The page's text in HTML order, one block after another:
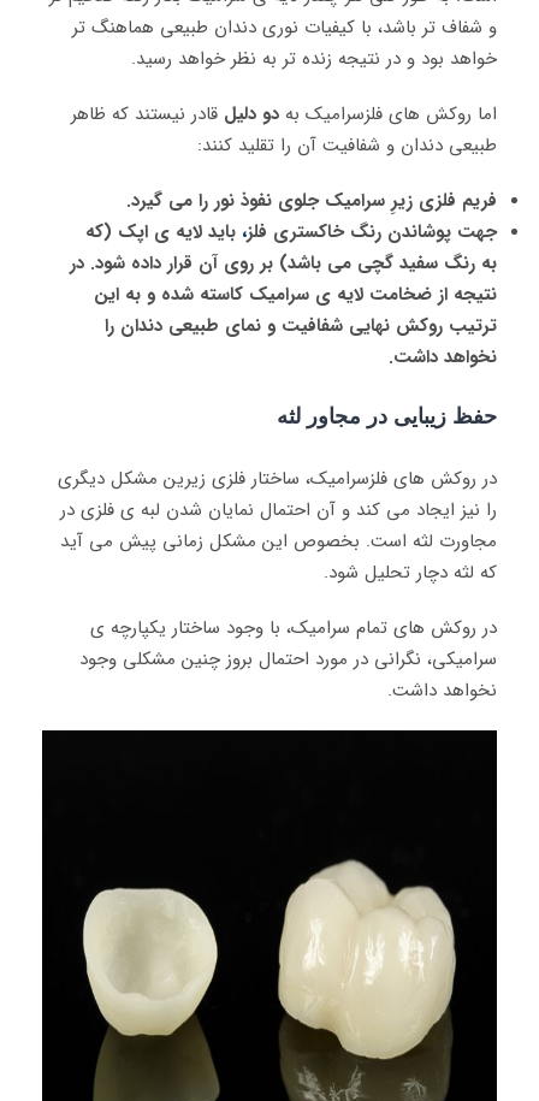
و شفاف تر باشد، با کیفیات نوری دندان طبیعی هماهنگ تر
خواهد بود و در نتیجه زنده تر به نظر خواهد رسید.
اما روکش های فلزسرامیک به دو دلیل قادر نیستند که ظاهر
طبیعی دندان و شفافیت آن را تقلید کنند:
فریم فلزی زیرِ سرامیک جلوی نفوذ نور را می گیرد.
جهت پوشاندن رنگ خاکستری فلز، باید لایه ی اپک (که
به رنگ سفید گچی می باشد) بر روی آن قرار داده شود. در
نتیجه از ضخامت لایه ی سرامیک کاسته شده و به این
ترتیب روکش نهایی شفافیت و نمای طبیعی دندان را
نخواهد داشت.
حفظ زیبایی در مجاور لثه
در روکش های فلزسرامیک، ساختار فلزی زیرین مشکل دیگری
را نیز ایجاد می کند و آن احتمال نمایان شدن لبه ی فلزی در
مجاورت لثه است. بخصوص این مشکل زمانی پیش می آید
که لثه دچار تحلیل شود.
در روکش های تمام سرامیک، با وجود ساختار یکپارچه ی
سرامیکی، نگرانی در مورد احتمال بروز چنین مشکلی وجود
نخواهد داشت.